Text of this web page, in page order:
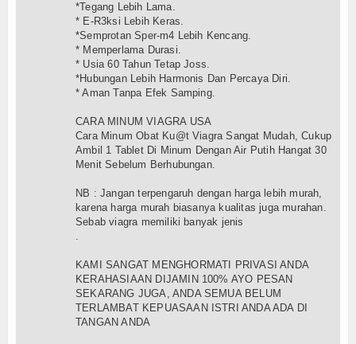
*Tegang Lebih Lama.
* E-R3ksi Lebih Keras.
*Semprotan Sper-m4 Lebih Kencang.
* Memperlama Durasi.
* Usia 60 Tahun Tetap Joss.
*Hubungan Lebih Harmonis Dan Percaya Diri.
* Aman Tanpa Efek Samping.
CARA MINUM VIAGRA USA
Cara Minum Obat Ku@t Viagra Sangat Mudah, Cukup
Ambil 1 Tablet Di Minum Dengan Air Putih Hangat 30
Menit Sebelum Berhubungan.
NB : Jangan terpengaruh dengan harga lebih murah,
karena harga murah biasanya kualitas juga murahan.
Sebab viagra memiliki banyak jenis
.
KAMI SANGAT MENGHORMATI PRIVASI ANDA
KERAHASIAAN DIJAMIN 100% AYO PESAN
SEKARANG JUGA, ANDA SEMUA BELUM
TERLAMBAT KEPUASAAN ISTRI ANDA ADA DI
TANGAN ANDA